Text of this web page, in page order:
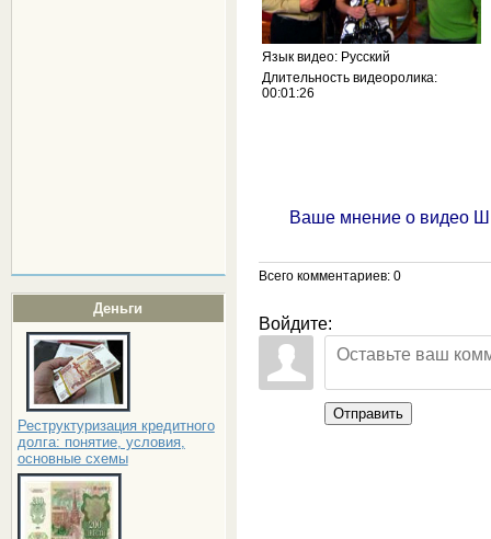
Деньги
Реструктуризация кредитного
долга: понятие, условия,
основные схемы
Язык видео: Русский
Длительность видеоролика:
00:01:26
Ваше мнение о видео
Всего комментариев: 0
Войдите:
Отправить